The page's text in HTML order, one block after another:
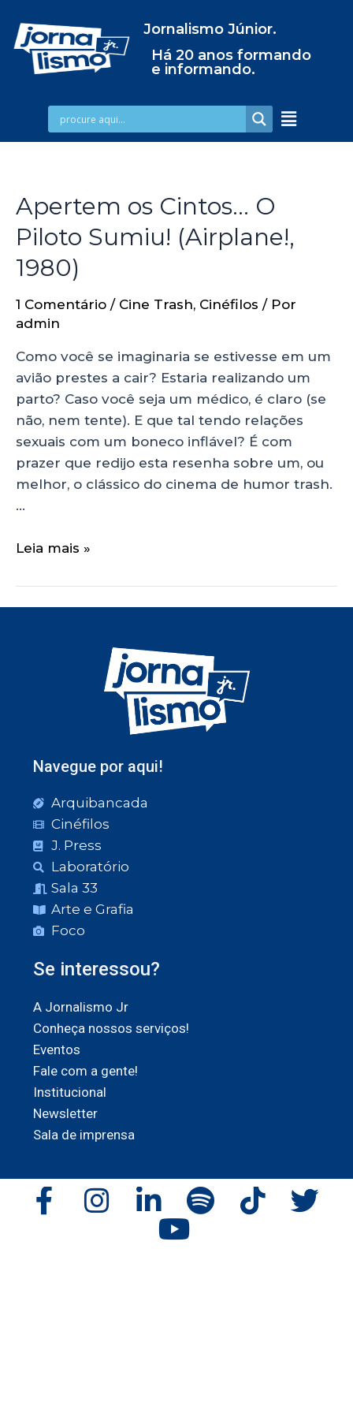
Jornalismo Júnior.
Há 20 anos formando
e informando.
Apertem os Cintos… O
Piloto Sumiu! (Airplane!,
1980)
1 Comentário / Cine Trash, Cinéfilos / Por
admin
Como você se imaginaria se estivesse em um
avião prestes a cair? Estaria realizando um
parto? Caso você seja um médico, é claro (se
não, nem tente). E que tal tendo relações
sexuais com um boneco inflável? É com
prazer que redijo esta resenha sobre um, ou
melhor, o clássico do cinema de humor trash.
…
Leia mais »
Navegue por aqui!
Arquibancada
Cinéfilos
J. Press
Laboratório
Sala 33
Arte e Grafia
Foco
Se interessou?
A Jornalismo Jr
Conheça nossos serviços!
Eventos
Fale com a gente!
Institucional
Newsletter
Sala de imprensa